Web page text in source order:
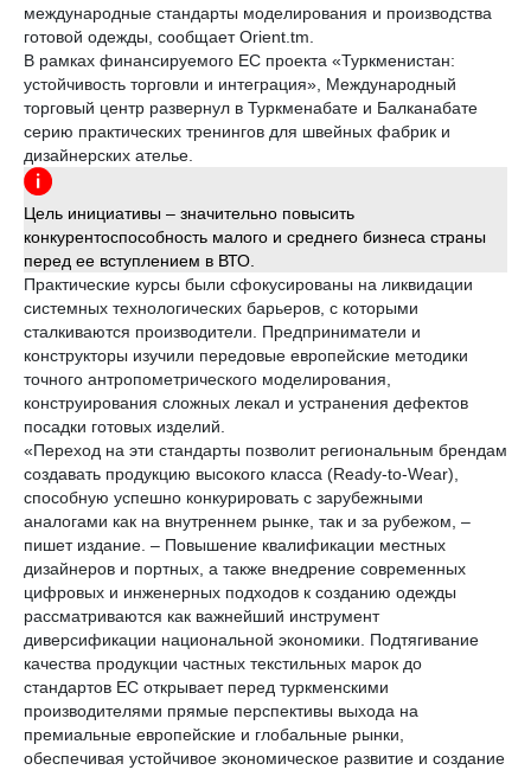
международные стандарты моделирования и производства
готовой одежды, сообщает Orient.tm.
В рамках финансируемого ЕС проекта «Туркменистан:
устойчивость торговли и интеграция», Международный
торговый центр развернул в Туркменабате и Балканабате
серию практических тренингов для швейных фабрик и
дизайнерских ателье.
Цель инициативы – значительно повысить
конкурентоспособность малого и среднего бизнеса страны
перед ее вступлением в ВТО.
Практические курсы были сфокусированы на ликвидации
системных технологических барьеров, с которыми
сталкиваются производители. Предприниматели и
конструкторы изучили передовые европейские методики
точного антропометрического моделирования,
конструирования сложных лекал и устранения дефектов
посадки готовых изделий.
«Переход на эти стандарты позволит региональным брендам
создавать продукцию высокого класса (Ready-to-Wear),
способную успешно конкурировать с зарубежными
аналогами как на внутреннем рынке, так и за рубежом, –
пишет издание. – Повышение квалификации местных
дизайнеров и портных, а также внедрение современных
цифровых и инженерных подходов к созданию одежды
рассматриваются как важнейший инструмент
диверсификации национальной экономики. Подтягивание
качества продукции частных текстильных марок до
стандартов ЕС открывает перед туркменскими
производителями прямые перспективы выхода на
премиальные европейские и глобальные рынки,
обеспечивая устойчивое экономическое развитие и создание